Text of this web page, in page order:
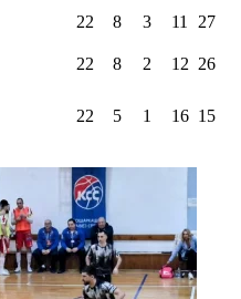
22 8 3 11 27
22 8 2 12 26
22 5 1 16 15